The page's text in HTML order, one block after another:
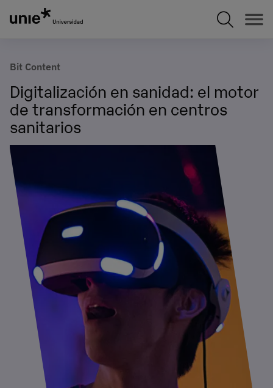
Bit Content
Digitalización en sanidad: el motor
de transformación en centros
sanitarios